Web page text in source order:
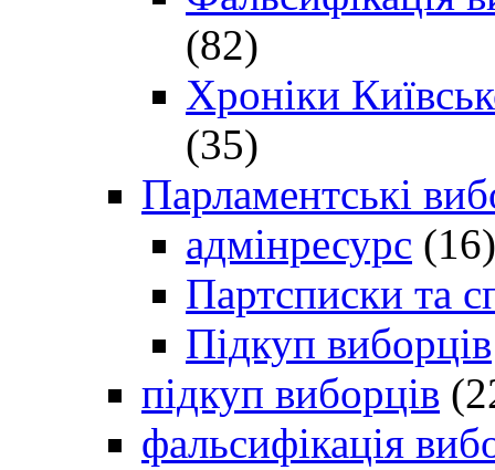
(82)
Хроніки
(35)
Парламентські
адмінресурс (16)
Партсписки та
Підкуп виборців
підкуп виборців
фальсифікація